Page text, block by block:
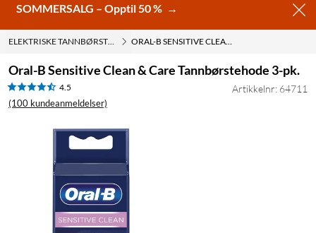
SOMMERSALG – Opptil 50 % →
ELEKTRISKE TANNBØRSTER ORAL-B SENSITIVE CLEAN & CARE TANNBØRSTEHODE 3-PK.
Oral-B Sensitive Clean & Care Tannbørstehode 3-pk.
4.5
(100 kundeanmeldelser)
Artikkelnr: 64711